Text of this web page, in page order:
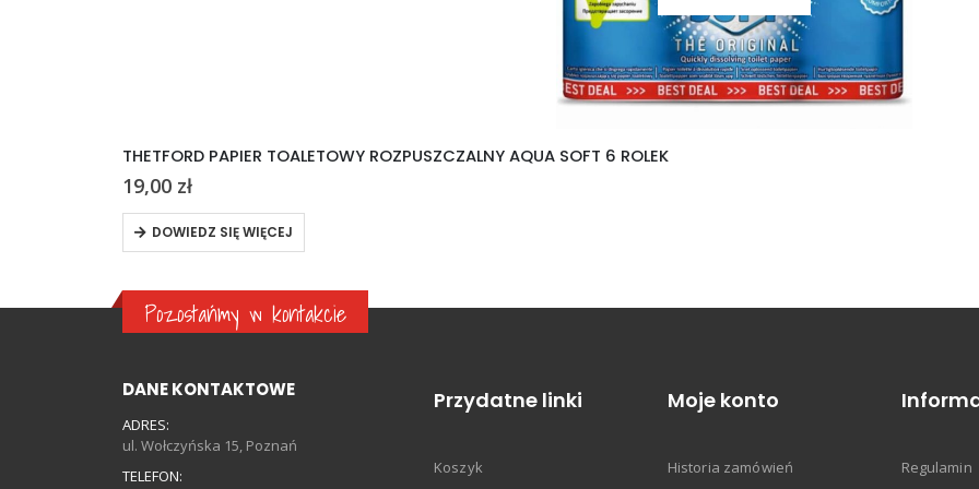
THETFORD PAPIER TOALETOWY ROZPUSZCZALNY AQUA SOFT 6 ROLEK
19,00 zł
DOWIEDZ SIĘ WIĘCEJ
Pozostańmy w kontakcie
DANE KONTAKTOWE
ADRES:
ul. Wołczyńska 15, Poznań
TELEFON:
Przydatne linki
Koszyk
Moje konto
Historia zamówień Regulamin